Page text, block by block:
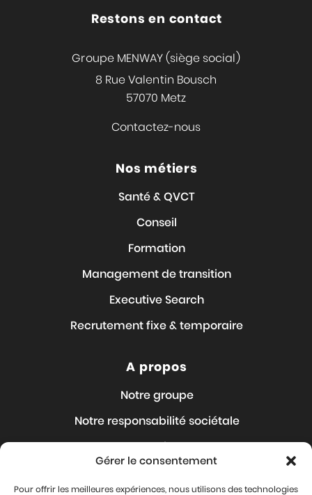
Gérer le consentement
Pour offrir les meilleures expériences, nous utilisons des technologies
Restons en contact
Groupe MENWAY (siège social)
8 Rue Valentin Bousch
57070 Metz
Contactez-nous
Nos métiers
Santé & QVCT
Conseil
Formation
Management de transition
Executive Search
Recrutement fixe & temporaire
A propos
Notre groupe
Notre responsabilité sociétale
Nos Articles